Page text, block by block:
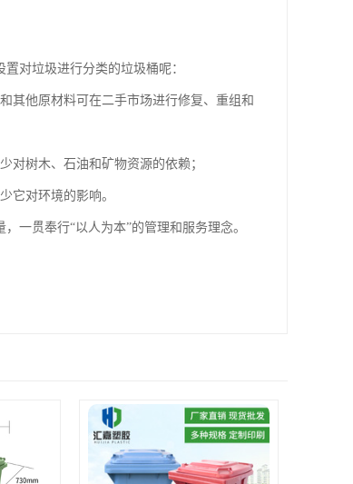
对垃圾进行分类的垃圾桶呢：
其他原材料可在二手市场进行修复、重组和
对树木、石油和矿物资源的依赖；
它对环境的影响。
一贯奉行“以人为本”的管理和服务理念。